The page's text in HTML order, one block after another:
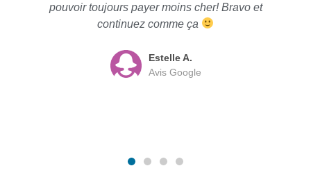
pouvoir toujours payer moins cher! Bravo et
continuez comme ça
Estelle A.
Avis Google